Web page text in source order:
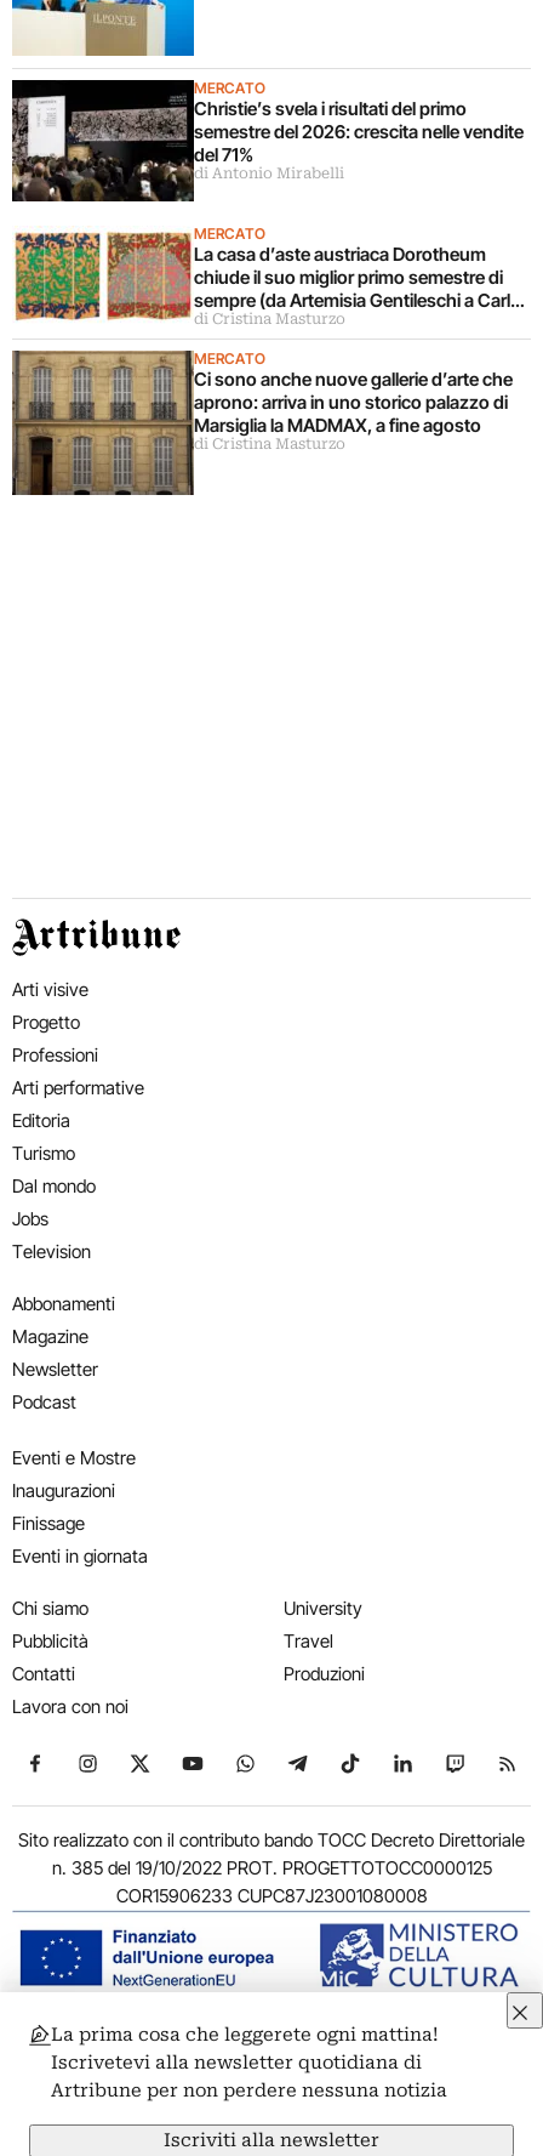
MERCATO
Christie’s svela i risultati del primo
semestre del 2026: crescita nelle vendite
del 71%
di Antonio Mirabelli
MERCATO
La casa d’aste austriaca Dorotheum
chiude il suo miglior primo semestre di
sempre (da Artemisia Gentileschi a Carla
Accardi)
di Cristina Masturzo
MERCATO
Ci sono anche nuove gallerie d’arte che
aprono: arriva in uno storico palazzo di
Marsiglia la MADMAX, a fine agosto
di Cristina Masturzo
Artribune
Arti visive
Progetto
Professioni
Arti performative
Editoria
Turismo
Dal mondo
Jobs
Television
Abbonamenti
Magazine
Newsletter
Podcast
Eventi e Mostre
Inaugurazioni
Finissage
Eventi in giornata
Chi siamo
Pubblicità
Contatti
Lavora con noi
University
Travel
Produzioni
Seguici su Facebook
Seguici su Instagram
Seguici su X
Seguici su YouTube
Seguici su WhatsApp
Seguici su Telegram
Seguici su TikTok
Seguici su
Seguici
Sito realizzato con il contributo bando TOCC Decreto Direttoriale
n. 385 del 19/10/2022 PROT. PROGETTOTOCC0000125
COR15906233 CUPC87J23001080008
© 2011-2026 ARTRIBUNE srl – Corso Vittorio Emanuele II, 287 –
00186 Roma - P.I. 11381581005
Privacy: Responsabile della protezione dei dati personali
ARTRIBUNE srl – Corso Vittorio Emanuele II, 287 – 00186 Roma
La prima cosa che leggerete ogni mattina!
Iscrivetevi alla newsletter quotidiana di
Artribune per non perdere nessuna notizia
Iscriviti alla newsletter